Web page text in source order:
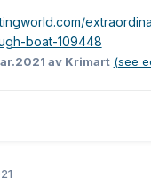
boat-109448
av Krimart (see